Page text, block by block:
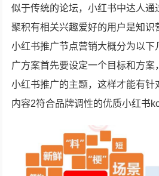
似于传统的论坛，小红书中达人通
聚积有相关兴趣爱好的用户是知识
小红书推广节点营销大概分为以下
广方案首先要设定一个目标和方案
小红书推广的主题，这样才能有针
内容2符合品牌调性的优质小红书